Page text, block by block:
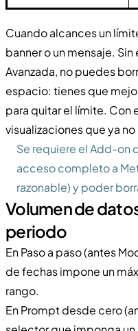
Cuando alcances un
banner o un mensaje.
Avanzada, no puedes
espacio: tienes que
para quitar el límite. Con
visualizaciones que ya
Se requiere el Add-on
acceso completo a
razonable) y poder
Volumen de
periodo
En Paso a paso (antes
de fechas impone un
rango.
En Prompt desde cero